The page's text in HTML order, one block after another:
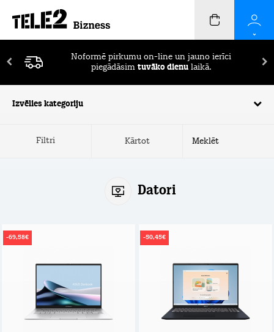
Noformē pirkumu on-line un jauno ierīci
piegādāsim tuvāko dienu laikā.
Izvēlies kategoriju
Filtri Kārtot
Datori
-69,58€ -50,45€